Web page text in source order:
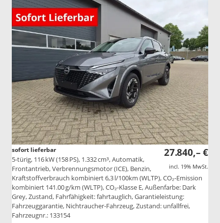
27.840,– €
incl. 19% MwSt.
sofort lieferbar
5-türig, 116 kW (158 PS), 1.332 cm³, Automatik,
Frontantrieb, Verbrennungsmotor (ICE), Benzin,
Kraftstoffverbrauch kombiniert 6,3 l/100km (WLTP), CO₂-Emission
kombiniert 141.00 g/km (WLTP), CO₂-Klasse E, Außenfarbe: Dark
Grey, Zustand, Fahrfähigkeit: fahrtauglich, Garantieleistung:
Fahrzeuggarantie, Nichtraucher-Fahrzeug, Zustand: unfallfrei,
Fahrzeugnr.: 133154